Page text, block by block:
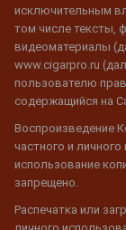
исключительным
том числе тексты,
видеоматериалы
www.cigarpro.ru
пользователю
содержащийся на
Воспроизведение
частного и
использование
запрещено.
Распечатка или